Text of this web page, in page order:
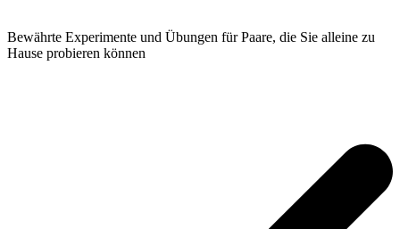
Bewährte Experimente und Übungen für Paare, die Sie alleine zu
Hause probieren können